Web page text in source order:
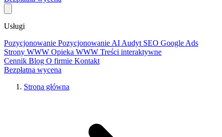
Usługi
Pozycjonowanie Pozycjonowanie AI Audyt SEO Google Ads
Strony WWW Opieka WWW Treści interaktywne
Cennik Blog O firmie Kontakt
Bezpłatna wycena
Strona główna